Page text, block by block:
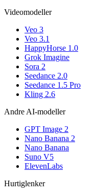
Videomodeller
Veo 3
Veo 3.1
HappyHorse 1.0
Grok Imagine
Sora 2
Seedance 2.0
Seedance 1.5 Pro
Kling 2.6
Andre AI-modeller
GPT Image 2
Nano Banana 2
Nano Banana
Suno V5
ElevenLabs
Hurtiglenker